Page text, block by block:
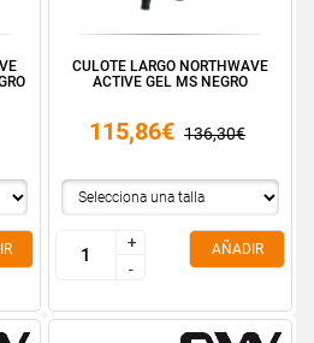
CULOTE LARGO NORTHWAVE
ACTIVE GEL MS NEGRO
115,86€ 136,30€
+
-
+
-
AÑADIR